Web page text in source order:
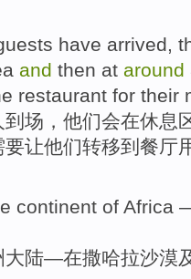
have arrived,
and then at around
restaurant for their
到场 ， 他们会在休息
要让他们转移到 餐厅
continent of Africa
大陆—在撒哈拉沙漠